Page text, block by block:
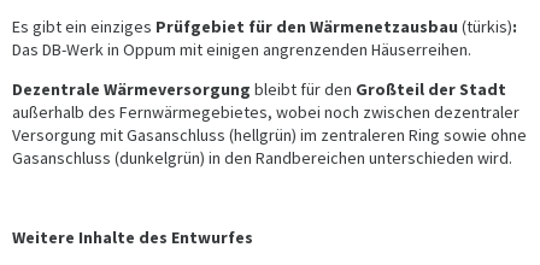
Es gibt ein einziges Prüfgebiet für den Wärmenetzausbau (türkis):
Das DB-Werk in Oppum mit einigen angrenzenden Häuserreihen.
Dezentrale Wärmeversorgung bleibt für den Großteil der Stadt
außerhalb des Fernwärmegebietes, wobei noch zwischen dezentraler
Versorgung mit Gasanschluss (hellgrün) im zentraleren Ring sowie ohne
Gasanschluss (dunkelgrün) in den Randbereichen unterschieden wird.
Weitere Inhalte des Entwurfes